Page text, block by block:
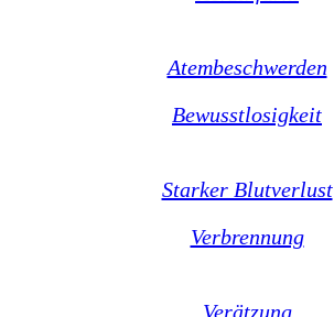
Atembeschwerden
Bewusstlosigkeit
Starker Blutverlust
Verbrennung
Verätzung